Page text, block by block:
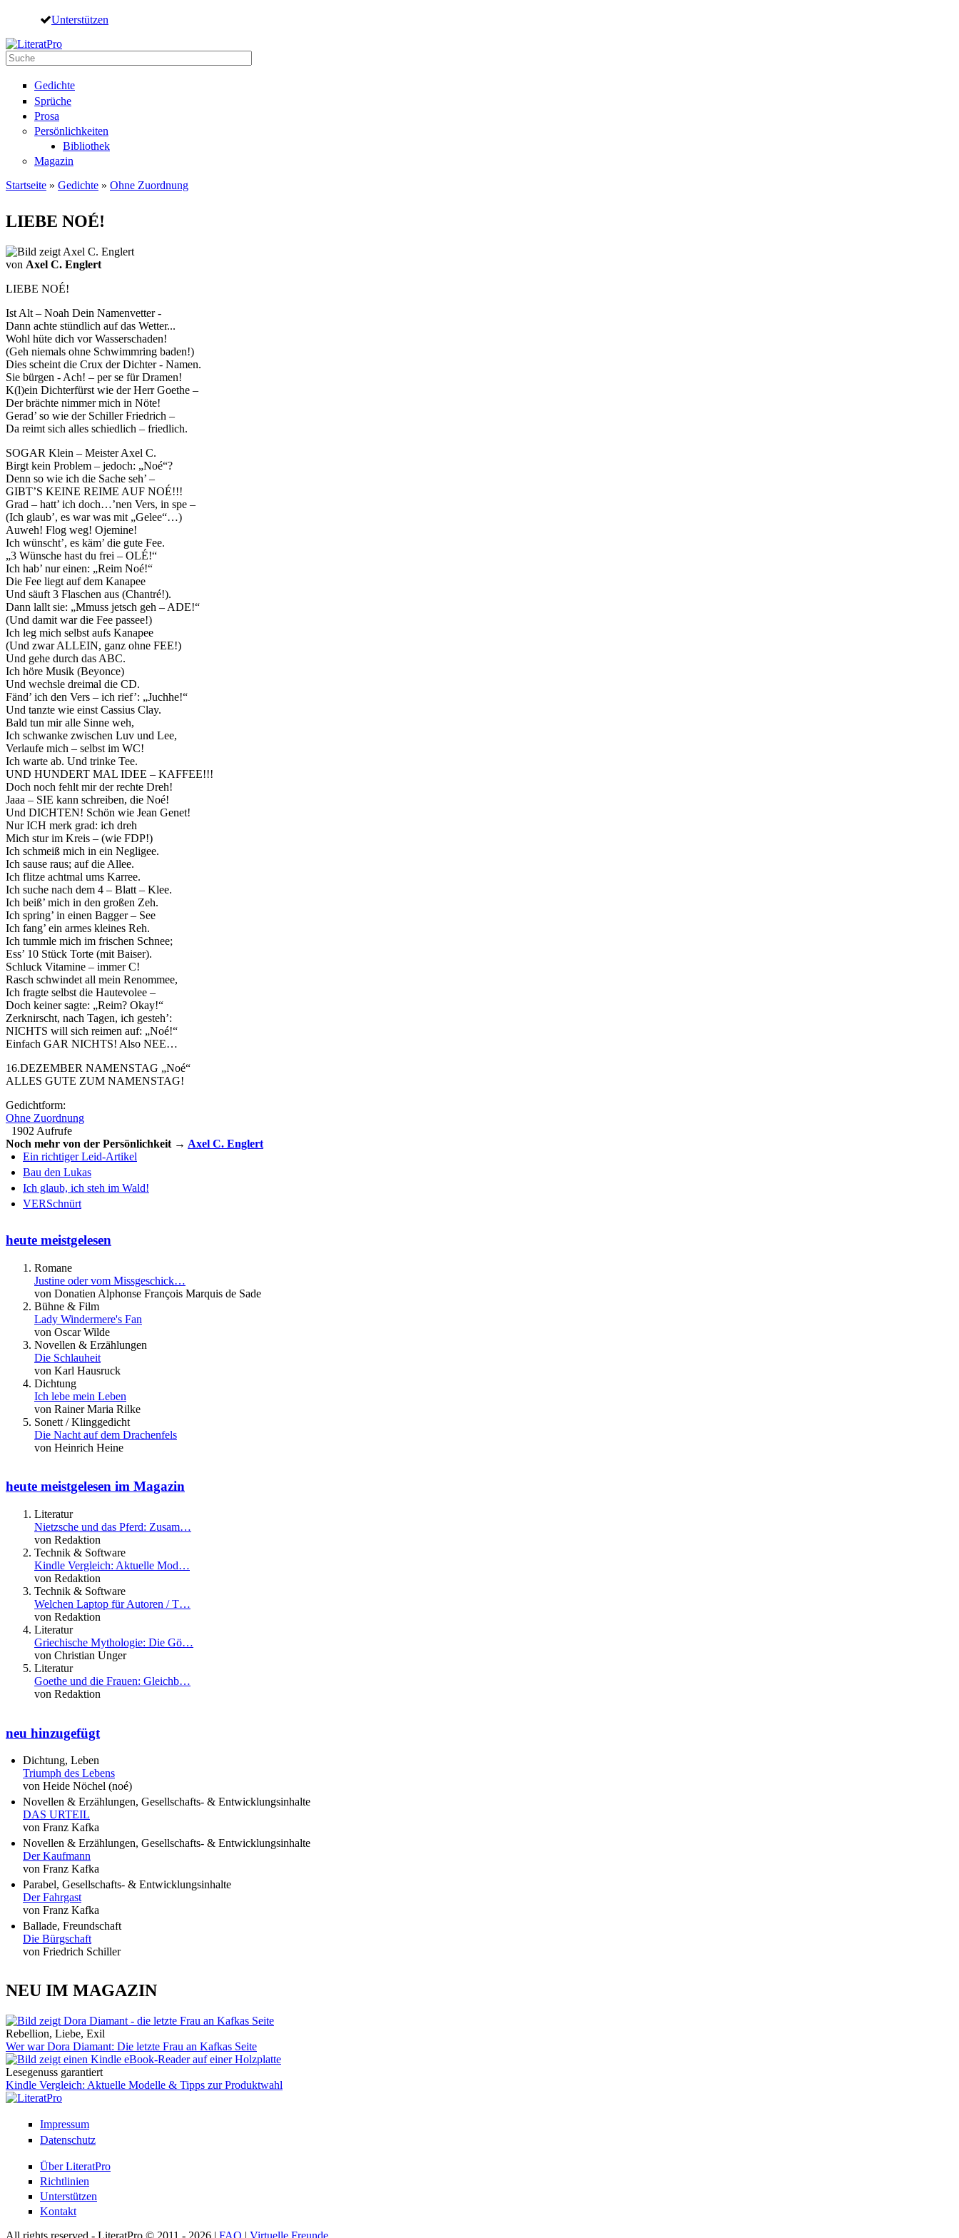
Direkt zum Inhalt
Unterstützen
Suche
Gedichte
Sprüche
Prosa
Persönlichkeiten
Bibliothek
Magazin
Startseite » Gedichte » Ohne Zuordnung
LIEBE NOÉ!
von Axel C. Englert
LIEBE NOÉ!
Ist Alt – Noah Dein Namenvetter -
Dann achte stündlich auf das Wetter...
Wohl hüte dich vor Wasserschaden!
(Geh niemals ohne Schwimmring baden!)
Dies scheint die Crux der Dichter - Namen.
Sie bürgen - Ach! – per se für Dramen!
K(l)ein Dichterfürst wie der Herr Goethe –
Der brächte nimmer mich in Nöte!
Gerad’ so wie der Schiller Friedrich –
Da reimt sich alles schiedlich – friedlich.
SOGAR Klein – Meister Axel C.
Birgt kein Problem – jedoch: „Noé“?
Denn so wie ich die Sache seh’ –
GIBT’S KEINE REIME AUF NOÉ!!!
Grad – hatt’ ich doch…’nen Vers, in spe –
(Ich glaub’, es war was mit „Gelee“…)
Auweh! Flog weg! Ojemine!
Ich wünscht’, es käm’ die gute Fee.
„3 Wünsche hast du frei – OLÉ!“
Ich hab’ nur einen: „Reim Noé!“
Die Fee liegt auf dem Kanapee
Und säuft 3 Flaschen aus (Chantré!).
Dann lallt sie: „Mmuss jetsch geh – ADE!“
(Und damit war die Fee passee!)
Ich leg mich selbst aufs Kanapee
(Und zwar ALLEIN, ganz ohne FEE!)
Und gehe durch das ABC.
Ich höre Musik (Beyonce)
Und wechsle dreimal die CD.
Fänd’ ich den Vers – ich rief’: „Juchhe!“
Und tanzte wie einst Cassius Clay.
Bald tun mir alle Sinne weh,
Ich schwanke zwischen Luv und Lee,
Verlaufe mich – selbst im WC!
Ich warte ab. Und trinke Tee.
UND HUNDERT MAL IDEE – KAFFEE!!!
Doch noch fehlt mir der rechte Dreh!
Jaaa – SIE kann schreiben, die Noé!
Und DICHTEN! Schön wie Jean Genet!
Nur ICH merk grad: ich dreh
Mich stur im Kreis – (wie FDP!)
Ich schmeiß mich in ein Negligee.
Ich sause raus; auf die Allee.
Ich flitze achtmal ums Karree.
Ich suche nach dem 4 – Blatt – Klee.
Ich beiß’ mich in den großen Zeh.
Ich spring’ in einen Bagger – See
Ich fang’ ein armes kleines Reh.
Ich tummle mich im frischen Schnee;
Ess’ 10 Stück Torte (mit Baiser).
Schluck Vitamine – immer C!
Rasch schwindet all mein Renommee,
Ich fragte selbst die Hautevolee –
Doch keiner sagte: „Reim? Okay!“
Zerknirscht, nach Tagen, ich gesteh’:
NICHTS will sich reimen auf: „Noé!“
Einfach GAR NICHTS! Also NEE…
16.DEZEMBER NAMENSTAG „Noé“
ALLES GUTE ZUM NAMENSTAG!
Gedichtform:
Ohne Zuordnung
1902 Aufrufe
Noch mehr von der Persönlichkeit → Axel C. Englert
Ein richtiger Leid-Artikel
Bau den Lukas
Ich glaub, ich steh im Wald!
VERSchnürt
heute meistgelesen
Romane
Justine oder vom Missgeschick…
von Donatien Alphonse François Marquis de Sade
Bühne & Film
Lady Windermere's Fan
von Oscar Wilde
Novellen & Erzählungen
Die Schlauheit
von Karl Hausruck
Dichtung
Ich lebe mein Leben
von Rainer Maria Rilke
Sonett / Klinggedicht
Die Nacht auf dem Drachenfels
von Heinrich Heine
heute meistgelesen im Magazin
Literatur
Nietzsche und das Pferd: Zusam…
von Redaktion
Technik & Software
Kindle Vergleich: Aktuelle Mod…
von Redaktion
Technik & Software
Welchen Laptop für Autoren / T…
von Redaktion
Literatur
Griechische Mythologie: Die Gö…
von Christian Unger
Literatur
Goethe und die Frauen: Gleichb…
von Redaktion
neu hinzugefügt
Dichtung, Leben
Triumph des Lebens
von Heide Nöchel (noé)
Novellen & Erzählungen, Gesellschafts- & Entwicklungsinhalte
DAS URTEIL
von Franz Kafka
Novellen & Erzählungen, Gesellschafts- & Entwicklungsinhalte
Der Kaufmann
von Franz Kafka
Parabel, Gesellschafts- & Entwicklungsinhalte
Der Fahrgast
von Franz Kafka
Ballade, Freundschaft
Die Bürgschaft
von Friedrich Schiller
NEU IM MAGAZIN
Rebellion, Liebe, Exil
Wer war Dora Diamant: Die letzte Frau an Kafkas Seite
Lesegenuss garantiert
Kindle Vergleich: Aktuelle Modelle & Tipps zur Produktwahl
Impressum
Datenschutz
Über LiteratPro
Richtlinien
Unterstützen
Kontakt